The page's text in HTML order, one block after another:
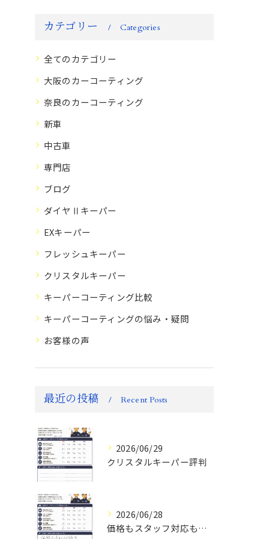
カテゴリー Categories
全てのカテゴリー
大阪のカーコーティング
奈良のカーコーティング
新車
中古車
専門店
ブログ
ダイヤⅡキーパー
EXキーパー
フレッシュキーパー
クリスタルキーパー
キーパーコーティング比較
キーパーコーティングの悩み・疑問
お客様の声
最近の投稿 Recent Posts
2026/06/29
クリスタルキーパー評判
2026/06/28
価格もスタッフ対応も大変満足！ランドクルーザーFJお客様の声